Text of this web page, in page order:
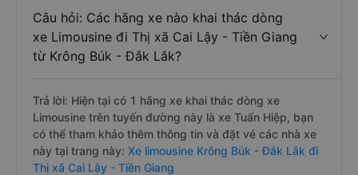
Câu hỏi: Các hãng xe nào khai thác dòng
xe Limousine đi Thị xã Cai Lậy - Tiền Giang
từ Krông Búk - Đắk Lắk?
Trả lời: Hiện tại có 1 hãng xe khai thác dòng xe
Limousine trên tuyến đường này là xe Tuấn Hiệp, bạn
có thể tham khảo thêm thông tin và đặt vé các nhà xe
này tại trang này: Xe limousine Krông Búk - Đắk Lắk đi
Thị xã Cai Lậy - Tiền Giang